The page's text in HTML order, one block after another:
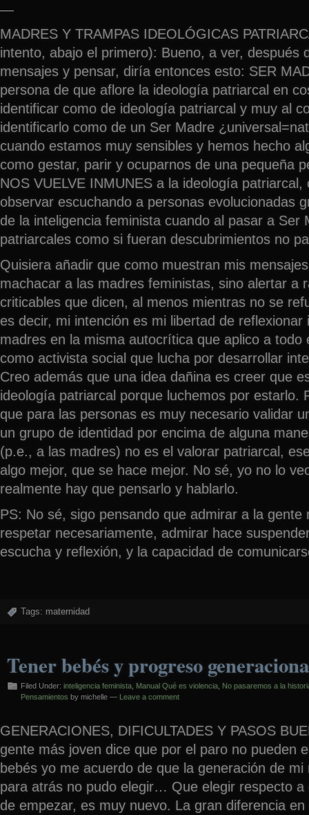
—
MADRES Y TRAMPAS IDEOLÓGICAS
intento, abajo el primero): Bueno, a ver, después
mensajes y pensar, diría entonces esto: SER
persona de que aflore la ideología patriarcal en
identificar como de ideología patriarcal y muy al
identificarlo como de un Ser Madre
cuando estamos muy sensibles y hemos hecho
como gestar, parir y ocuparnos de una pequeña
NOS VUELVE INMUNES a la ideología patriarcal,
observar escuchando a personas evolucionadas
de la inteligencia feminista cuando al pasar a Ser
patriarcales como si fueran descubrimientos no
Quisiera añadir que como muestran mis
machacar a las madres feministas, sino alertar a
criticables que dicen, al menos mientras no se
es decir, mi intención es mi libertad de reflexionar
madres en la misma autocrítica que aplico a todo
como activista social que lucha por desarrollar
Creo además que una idea dañina es creer que
ideología patriarcal porque luchemos por estarlo.
que para las personas es muy necesario validar
un grupo de identidad por encima de alguna
(p.e., a las madres) no es el valorar patriarcal,
algo mejor, que se hace mejor. No sé, yo no lo
realmente hay que pensarlo y hablarlo.
PS: No sé, sigo pensando que admirar a la gente
respetar necesariamente, admirar hace
escucha y reflexión, y la capacidad de
Tags: maternidad
Tener bebés y progreso
Filed Under: inteligencia feminista Manual Qué es violencia No pasaremos a la
Pensamientos by michelle — Leave a comment
GENERACIONES, DIFICULTADES Y PASOS
gente más joven dice que por el paro no pueden
bebés yo me acuerdo de que la generación de
para atrás no pudo elegir… Que elegir respecto a
de empezar, es muy nuevo. La gran diferencia